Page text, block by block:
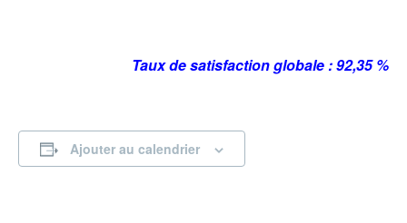
Taux de satisfaction globale : 92,35 %
Ajouter au calendrier